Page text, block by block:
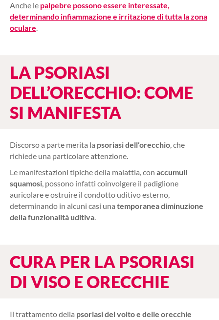
Anche le palpebre possono essere interessate,
determinando infiammazione e irritazione di tutta la zona
oculare.
LA PSORIASI
DELL’ORECCHIO: COME
SI MANIFESTA
Discorso a parte merita la psoriasi dell’orecchio, che
richiede una particolare attenzione.
Le manifestazioni tipiche della malattia, con accumuli
squamosi, possono infatti coinvolgere il padiglione
auricolare e ostruire il condotto uditivo esterno,
determinando in alcuni casi una temporanea diminuzione
della funzionalità uditiva.
CURA PER LA PSORIASI
DI VISO E ORECCHIE
Il trattamento della psoriasi del volto e delle orecchie